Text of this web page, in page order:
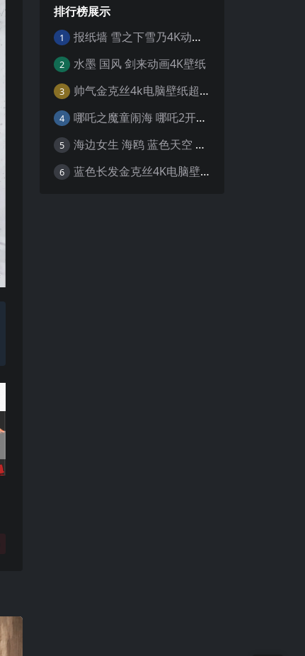
排行榜展示
1 报纸墙 雪之下雪乃4K动漫壁纸
2 水墨 国风 剑来动画4K壁纸
3 帅气金克丝4k电脑壁纸超清
4 哪吒之魔童闹海 哪吒2开场4K壁纸
5 海边女生 海鸥 蓝色天空 4K壁纸
6 蓝色长发金克丝4K电脑壁纸